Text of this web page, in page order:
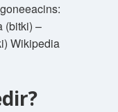
(bitki) –
Wikipedia